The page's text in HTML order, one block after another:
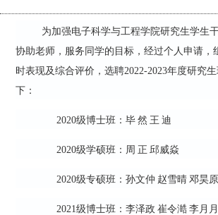
为加强电子科学与工程学院研究生学生
协助老师，服务同学的目标，经过个人申请，
时表现及综合评价，选聘2022-2023年度研究
下：
2020级博士班：毕 然 王 迪
2020级学硕班：周 正 邱威焱
2020级专硕班：孙文仲 赵雪晴 邓昊原
2021级博士班：李泽政 崔令澔 李月月